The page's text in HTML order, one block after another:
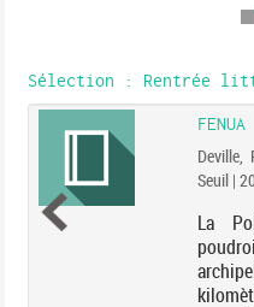
Sélection : Rentrée
FENUA
Deville,
Seuil |
La